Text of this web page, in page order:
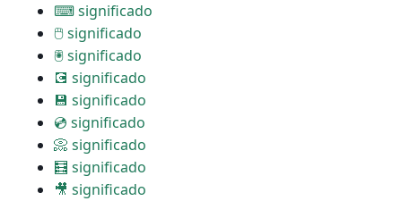
⌨ significado
🖱 significado
🖲 significado
💽 significado
💾 significado
💿 significado
📀 significado
🧮 significado
🎥 significado